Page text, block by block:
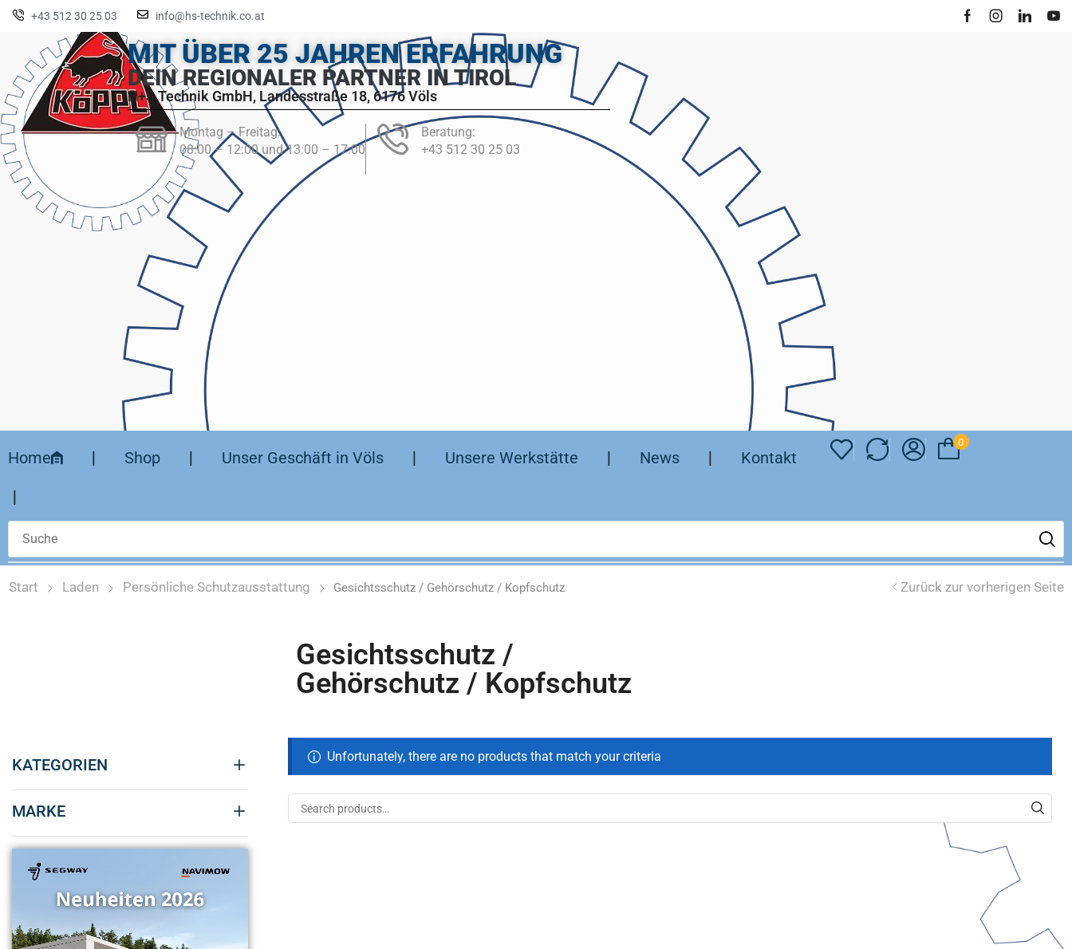
+43 512 30 25 03 info@hs-technik.co.at
MIT ÜBER 25 JAHREN ERFAHRUNG
DEIN REGIONALER PARTNER IN TIROL
H+S Technik GmbH, Landesstraße 18, 6176 Völs
Montag – Freitag:
08:00 – 12:00 und 13:00 – 17:00
Beratung:
+43 512 30 25 03
Home ❘ Shop ❘ Unser Geschäft in Völs ❘ Unsere Werkstätte ❘ News ❘ Kontakt
❘
0
Start Laden Persönliche Schutzausstattung Gesichtsschutz / Gehörschutz / Kopfschutz Zurück zur vorherigen Seite
KATEGORIEN
MARKE
Gesichtsschutz /
Gehörschutz / Kopfschutz
Unfortunately, there are no products that match your criteria